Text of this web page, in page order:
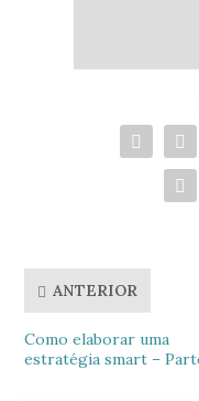
ANTERIOR
Como elaborar uma
estratégia smart –